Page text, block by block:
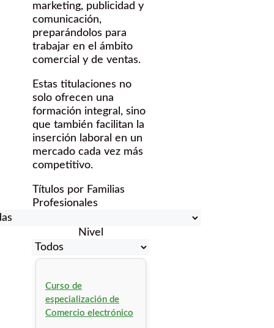
marketing, publicidad y
comunicación,
preparándolos para
trabajar en el ámbito
comercial y de ventas.
Estas titulaciones no
solo ofrecen una
formación integral, sino
que también facilitan la
inserción laboral en un
mercado cada vez más
competitivo.
Títulos por Familias
Profesionales
Nivel
Curso de
especialización de
Comercio electrónico